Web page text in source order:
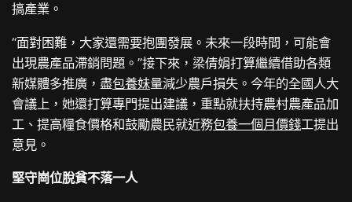
搞產業。
“面對困難，大家還需要抱團發展。未來一段時間，可能會
出現農產品滯銷問題。”接下來，梁倩娟打算繼續借助各類
新媒體多推廣，盡包養妹量減少農戶損失。今年的全國人大
會議上，她還打算專門提出建議，重點就扶持農村農產品加
工、提高糧食價格和鼓勵農民就近務包養一個月價錢工提出
意見。
堅守崗位脫貧不落一人